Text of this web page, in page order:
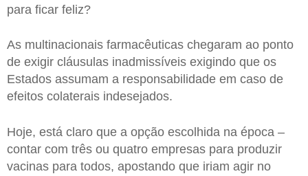
para ficar feliz?
As multinacionais farmacêuticas chegaram ao ponto
de exigir cláusulas inadmissíveis exigindo que os
Estados assumam a responsabilidade em caso de
efeitos colaterais indesejados.
Hoje, está claro que a opção escolhida na época –
contar com três ou quatro empresas para produzir
vacinas para todos, apostando que iriam agir no